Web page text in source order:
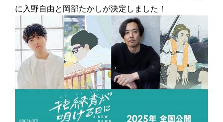
に入野自由と岡部たかしが決定しました！